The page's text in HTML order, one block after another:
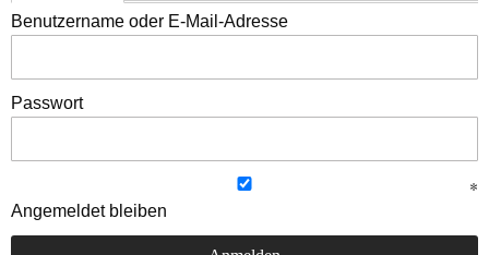
Benutzername oder E-Mail-Adresse
Passwort
Angemeldet bleiben